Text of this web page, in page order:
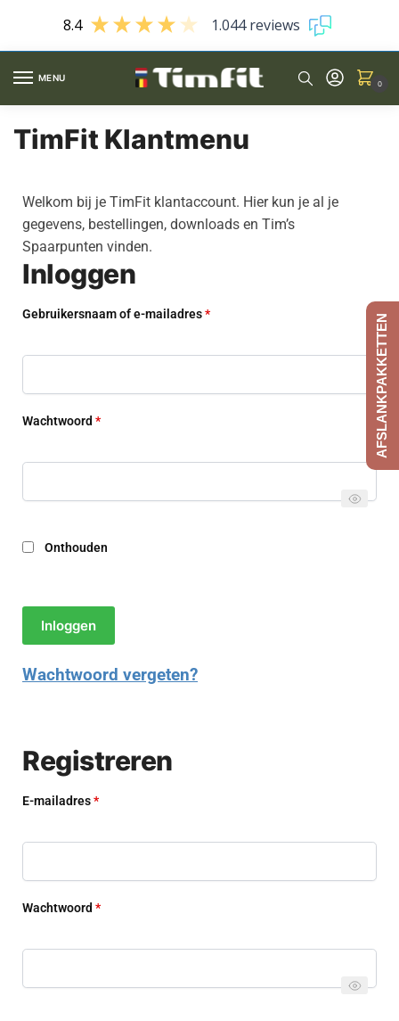
8.4 1.044 reviews
MENU
0
TimFit Klantmenu
Welkom bij je TimFit klantaccount. Hier kun je al je
gegevens, bestellingen, downloads en Tim’s
Spaarpunten vinden.
Inloggen
Gebruikersnaam of e-mailadres*
Wachtwoord *
Onthouden
Inloggen
Wachtwoord vergeten?
Registreren
E-mailadres*
Wachtwoord *
AFSLANKPAKKETTEN